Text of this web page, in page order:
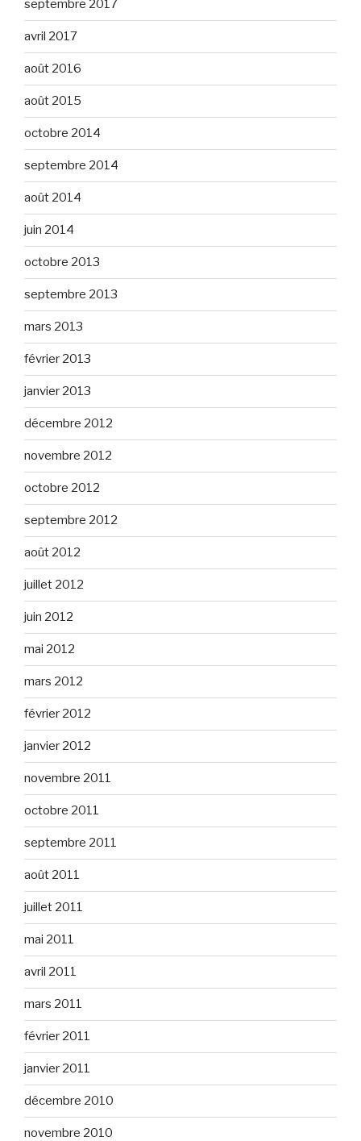
septembre 2017
avril 2017
août 2016
août 2015
octobre 2014
septembre 2014
août 2014
juin 2014
octobre 2013
septembre 2013
mars 2013
février 2013
janvier 2013
décembre 2012
novembre 2012
octobre 2012
septembre 2012
août 2012
juillet 2012
juin 2012
mai 2012
mars 2012
février 2012
janvier 2012
novembre 2011
octobre 2011
septembre 2011
août 2011
juillet 2011
mai 2011
avril 2011
mars 2011
février 2011
janvier 2011
décembre 2010
novembre 2010